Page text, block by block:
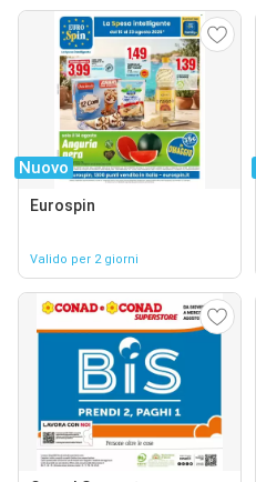
Nuovo
Eurospin
Valido per 2 giorni